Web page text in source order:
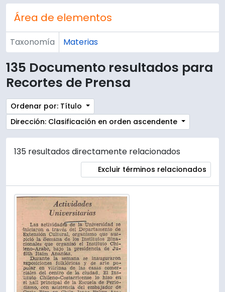
Área de elementos
Taxonomía Materias
135 Documento resultados para
Recortes de Prensa
Ordenar por: Título
Dirección: Clasificación en orden ascendente
135 resultados directamente relacionados
Excluir términos relacionados